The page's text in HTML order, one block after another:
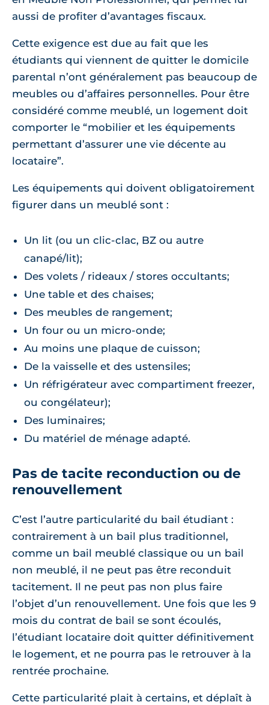
aussi de profiter d’avantages fiscaux.
Cette exigence est due au fait que les
étudiants qui viennent de quitter le domicile
parental n’ont généralement pas beaucoup de
meubles ou d’affaires personnelles. Pour être
considéré comme meublé, un logement doit
comporter le “mobilier et les équipements
permettant d’assurer une vie décente au
locataire”.
Les équipements qui doivent obligatoirement
figurer dans un meublé sont :
Un lit (ou un clic-clac, BZ ou autre
canapé/lit);
Des volets / rideaux / stores occultants;
Une table et des chaises;
Des meubles de rangement;
Un four ou un micro-onde;
Au moins une plaque de cuisson;
De la vaisselle et des ustensiles;
Un réfrigérateur avec compartiment freezer,
ou congélateur);
Des luminaires;
Du matériel de ménage adapté.
Pas de tacite reconduction ou de
renouvellement
C’est l’autre particularité du bail étudiant :
contrairement à un bail plus traditionnel,
comme un bail meublé classique ou un bail
non meublé, il ne peut pas être reconduit
tacitement. Il ne peut pas non plus faire
l’objet d’un renouvellement. Une fois que les 9
mois du contrat de bail se sont écoulés,
l’étudiant locataire doit quitter définitivement
le logement, et ne pourra pas le retrouver à la
rentrée prochaine.
Cette particularité plait à certains, et déplaît à